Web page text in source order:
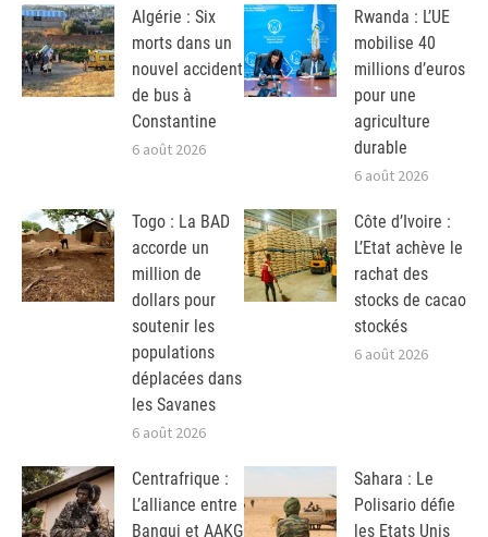
Algérie : Six
morts dans un
nouvel accident
de bus à
Constantine
6 août 2026
Rwanda : L’UE
mobilise 40
millions d’euros
pour une
agriculture
durable
6 août 2026
Togo : La BAD
accorde un
million de
dollars pour
soutenir les
populations
déplacées dans
les Savanes
6 août 2026
Côte d’Ivoire :
L’Etat achève le
rachat des
stocks de cacao
stockés
6 août 2026
Centrafrique :
L’alliance entre
Bangui et AAKG
Sahara : Le
Polisario défie
les Etats Unis